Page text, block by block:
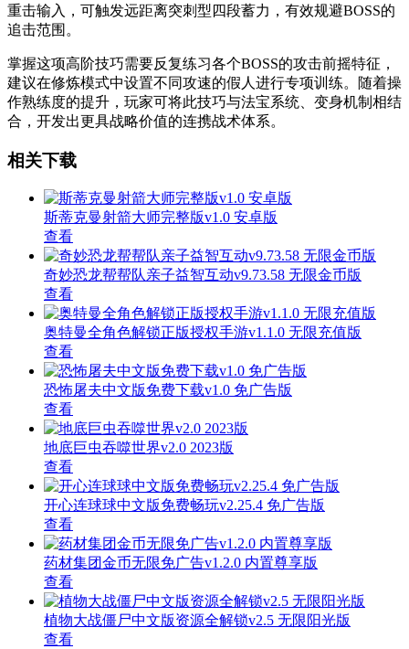
重击输入，可触发远距离突刺型四段蓄力，有效规避BOSS的
追击范围。
掌握这项高阶技巧需要反复练习各个BOSS的攻击前摇特征，
建议在修炼模式中设置不同攻速的假人进行专项训练。随着操
作熟练度的提升，玩家可将此技巧与法宝系统、变身机制相结
合，开发出更具战略价值的连携战术体系。
相关下载
斯蒂克曼射箭大师完整版v1.0 安卓版
查看
奇妙恐龙帮帮队亲子益智互动v9.73.58 无限金币版
查看
奥特曼全角色解锁正版授权手游v1.1.0 无限充值版
查看
恐怖屠夫中文版免费下载v1.0 免广告版
查看
地底巨虫吞噬世界v2.0 2023版
查看
开心连球球中文版免费畅玩v2.25.4 免广告版
查看
药材集团金币无限免广告v1.2.0 内置尊享版
查看
植物大战僵尸中文版资源全解锁v2.5 无限阳光版
查看